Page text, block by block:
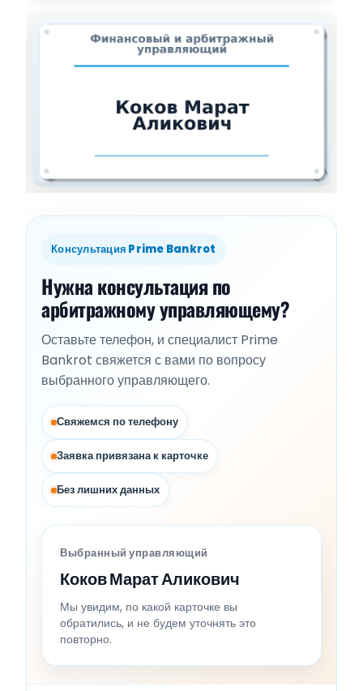
Консультация Prime Bankrot
Нужна консультация по
арбитражному управляющему?
Оставьте телефон, и специалист Prime
Bankrot свяжется с вами по вопросу
выбранного управляющего.
Свяжемся по телефону
Заявка привязана к карточке
Без лишних данных
Выбранный управляющий
Коков Марат Аликович
Мы увидим, по какой карточке вы
обратились, и не будем уточнять это
повторно.